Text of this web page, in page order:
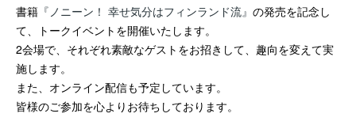
書籍 『ノニーン！ 幸せ気分はフィンランド流』 の発売を記念し
て、トークイベントを開催いたします。
2会場で、それぞれ素敵なゲストをお招きして、趣向を変えて実
施します。
また、オンライン配信も予定しています。
皆様のご参加を心よりお待ちしております。